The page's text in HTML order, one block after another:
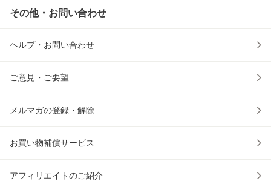
その他・お問い合わせ
ヘルプ・お問い合わせ
ご意見・ご要望
メルマガの登録・解除
お買い物補償サービス
アフィリエイトのご紹介